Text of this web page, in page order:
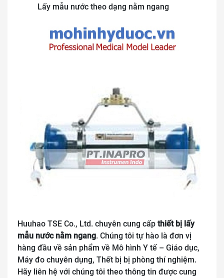
Lấy mẫu nước theo dạng nằm ngang
Huuhao TSE Co., Ltd. chuyên cung cấp thiết bị lấy
mẫu nước nằm ngang. Chúng tôi tự hào là đơn vị
hàng đầu về sản phẩm về Mô hình Y tế – Giáo dục,
Máy đo chuyên dụng, Thết bị bị phòng thí nghiệm.
Hãy liên hệ với chúng tôi theo thông tin được cung